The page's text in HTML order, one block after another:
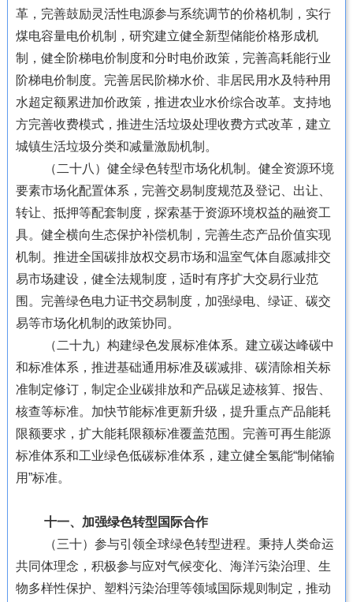
革，完善鼓励灵活性电源参与系统调节的价格机制，实行
煤电容量电价机制，研究建立健全新型储能价格形成机
制，健全阶梯电价制度和分时电价政策，完善高耗能行业
阶梯电价制度。完善居民阶梯水价、非居民用水及特种用
水超定额累进加价政策，推进农业水价综合改革。支持地
方完善收费模式，推进生活垃圾处理收费方式改革，建立
城镇生活垃圾分类和减量激励机制。
（二十八）健全绿色转型市场化机制。健全资源环境
要素市场化配置体系，完善交易制度规范及登记、出让、
转让、抵押等配套制度，探索基于资源环境权益的融资工
具。健全横向生态保护补偿机制，完善生态产品价值实现
机制。推进全国碳排放权交易市场和温室气体自愿减排交
易市场建设，健全法规制度，适时有序扩大交易行业范
围。完善绿色电力证书交易制度，加强绿电、绿证、碳交
易等市场化机制的政策协同。
（二十九）构建绿色发展标准体系。建立碳达峰碳中
和标准体系，推进基础通用标准及碳减排、碳清除相关标
准制定修订，制定企业碳排放和产品碳足迹核算、报告、
核查等标准。加快节能标准更新升级，提升重点产品能耗
限额要求，扩大能耗限额标准覆盖范围。完善可再生能源
标准体系和工业绿色低碳标准体系，建立健全氢能“制储输
用”标准。
十一、加强绿色转型国际合作
（三十）参与引领全球绿色转型进程。秉持人类命运
共同体理念，积极参与应对气候变化、海洋污染治理、生
物多样性保护、塑料污染治理等领域国际规则制定，推动